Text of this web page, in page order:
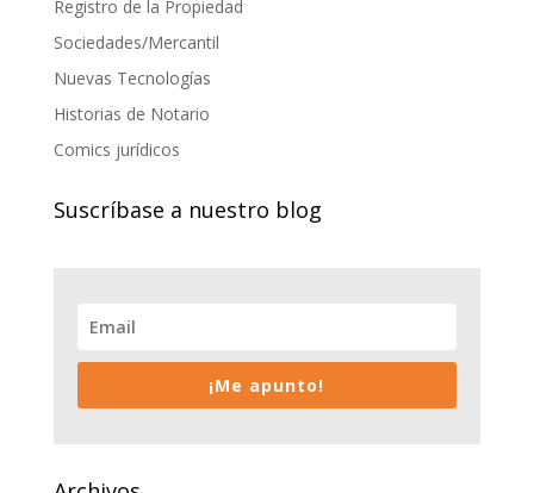
Registro de la Propiedad
Sociedades/Mercantil
Nuevas Tecnologías
Historias de Notario
Comics jurídicos
Suscríbase a nuestro blog
¡Me apunto!